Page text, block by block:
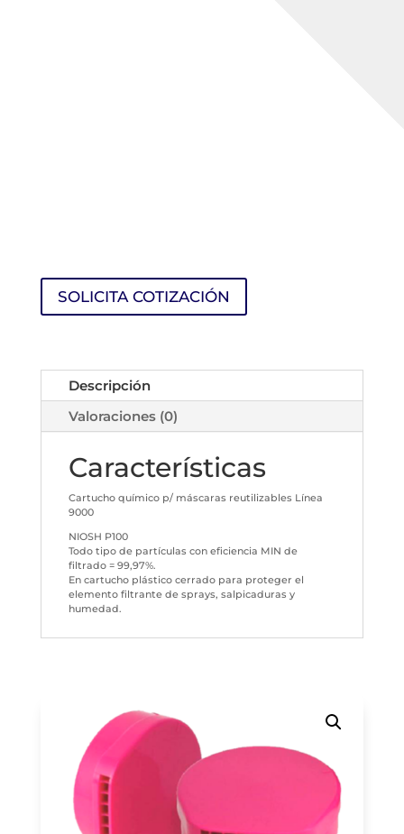
SOLICITA COTIZACIÓN
Descripción
Valoraciones (0)
Características
Cartucho químico p/ máscaras reutilizables Línea
9000
NIOSH P100
Todo tipo de partículas con eficiencia MIN de
filtrado = 99,97%.
En cartucho plástico cerrado para proteger el
elemento filtrante de sprays, salpicaduras y
humedad.